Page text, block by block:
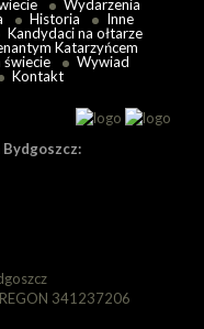
Wydarzenia
Historia
Inne
Kandydaci na ołtarze
Katarzyńcem
świecie
Wywiad
Kontakt
341237206